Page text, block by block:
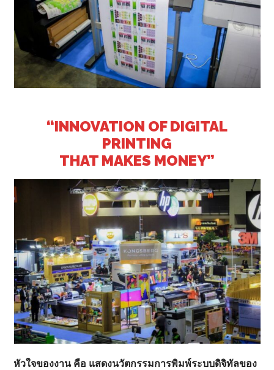
“INNOVATION OF DIGITAL
PRINTING
THAT MAKES MONEY”
หัวใจของงาน คือ แสดงนวัตกรรมการพิมพ์ระบบดิจิทัลของ